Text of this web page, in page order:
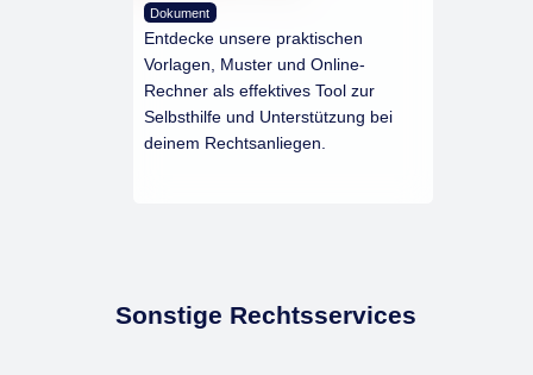
Dokument
Entdecke unsere praktischen
Vorlagen, Muster und Online-
Rechner als effektives Tool zur
Selbsthilfe und Unterstützung bei
deinem Rechtsanliegen.
Sonstige Rechtsservices